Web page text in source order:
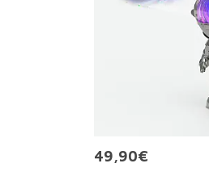
49,90€